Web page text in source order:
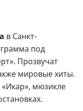
в Санкт-
под
Прозвучат
мировые хиты.
«Икар», мюзикле